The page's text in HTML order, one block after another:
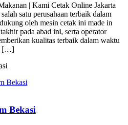
| Kami Cetak Online Jakarta
satu perusahaan terbaik dalam
oleh mesin cetak ini made in
pada abad ini, serta operator
kualitas terbaik dalam waktu
[…]
Bekasi
Bekasi